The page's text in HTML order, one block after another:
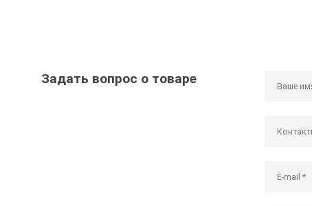
Задать вопрос о товаре